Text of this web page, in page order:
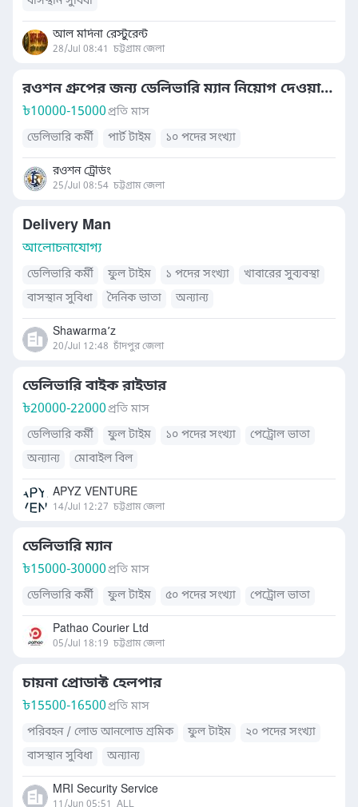
আল মদিনা রেস্টুরেন্ট
28/Jul 08:41 চট্টগ্রাম জেলা
রওশন গ্রুপের জন্য ডেলিভারি ম্যান নিয়োগ দেওয়া হবে
৳10000-15000প্রতি মাস
ডেলিভারি কর্মী
পার্ট টাইম ১০ পদের সংখ্যা
রওশন ট্রেডিং
25/Jul 08:54 চট্টগ্রাম জেলা
Delivery Man
আলোচনাযোগ্য
ডেলিভারি কর্মী ফুল টাইম ১ পদের সংখ্যা
খাবারের সুব্যবস্থা
বাসস্থান সুবিধা
দৈনিক ভাতা অন্যান্য
Shawarma’z
20/Jul 12:48 চাঁদপুর জেলা
ডেলিভারি বাইক রাইডার
৳20000-22000প্রতি মাস
ডেলিভারি কর্মী
ফুল টাইম ১০ পদের সংখ্যা
পেট্রোল ভাতা
অন্যান্য
মোবাইল বিল
APYZ VENTURE
14/Jul 12:27 চট্টগ্রাম জেলা
ডেলিভারি ম্যান
৳15000-30000প্রতি মাস
ডেলিভারি কর্মী
ফুল টাইম ৫০ পদের সংখ্যা পেট্রোল ভাতা
Pathao Courier Ltd
05/Jul 18:19 চট্টগ্রাম জেলা
চায়না প্রোডাক্ট হেলপার
৳15500-16500প্রতি মাস
পরিবহন / লোড আনলোড শ্রমিক
ফুল টাইম
২০ পদের সংখ্যা
বাসস্থান সুবিধা
অন্যান্য
MRI Security Service